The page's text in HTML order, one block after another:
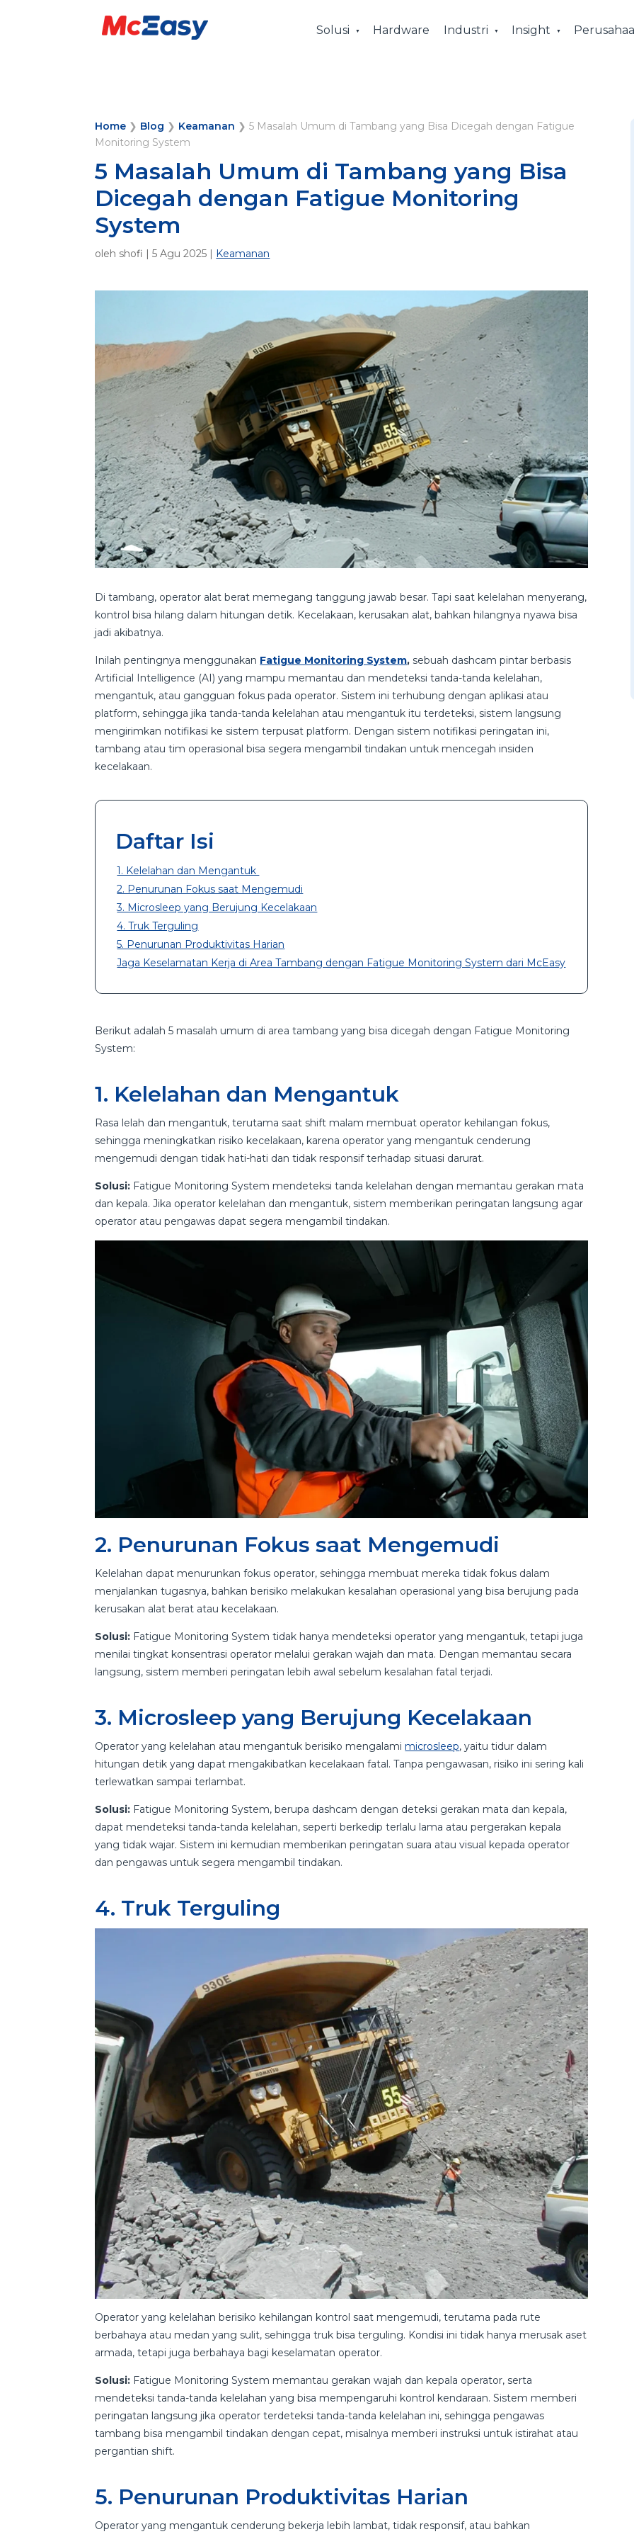
Solusi Hardware Industri Insight
Home ❯ Blog ❯ Keamanan ❯5 Masalah Umum di Tambang yang Bisa Dicegah dengan Fatigue
Monitoring System
5 Masalah Umum di Tambang yang Bisa
Dicegah dengan Fatigue Monitoring
System
oleh shofi |5 Agu 2025 | Keamanan
Di tambang, operator alat berat memegang tanggung jawab besar. Tapi saat kelelahan menyerang,
kontrol bisa hilang dalam hitungan detik. Kecelakaan, kerusakan alat, bahkan hilangnya nyawa bisa
jadi akibatnya.
Inilah pentingnya menggunakan Fatigue Monitoring System,sebuah dashcam pintar berbasis
Artificial Intelligence (AI) yang mampu memantau dan mendeteksi tanda-tanda kelelahan,
mengantuk, atau gangguan fokus pada operator. Sistem ini terhubung dengan aplikasi atau
platform, sehingga jika tanda-tanda kelelahan atau mengantuk itu terdeteksi, sistem langsung
mengirimkan notifikasi ke sistem terpusat platform. Dengan sistem notifikasi peringatan ini,
tambang atau tim operasional bisa segera mengambil tindakan untuk mencegah insiden
kecelakaan.
Daftar Isi
1. Kelelahan dan Mengantuk
2. Penurunan Fokus saat Mengemudi
3. Microsleep yang Berujung Kecelakaan
4. Truk Terguling
5. Penurunan Produktivitas Harian
Jaga Keselamatan Kerja di Area Tambang dengan Fatigue Monitoring System dari McEasy
Berikut adalah 5 masalah umum di area tambang yang bisa dicegah dengan Fatigue Monitoring
System:
1. Kelelahan dan Mengantuk
Rasa lelah dan mengantuk, terutama saat shift malam membuat operator kehilangan fokus,
sehingga meningkatkan risiko kecelakaan, karena operator yang mengantuk cenderung
mengemudi dengan tidak hati-hati dan tidak responsif terhadap situasi darurat.
Solusi: Fatigue Monitoring System mendeteksi tanda kelelahan dengan memantau gerakan mata
dan kepala. Jika operator kelelahan dan mengantuk, sistem memberikan peringatan langsung agar
operator atau pengawas dapat segera mengambil tindakan.
2. Penurunan Fokus saat Mengemudi
Kelelahan dapat menurunkan fokus operator, sehingga membuat mereka tidak fokus dalam
menjalankan tugasnya, bahkan berisiko melakukan kesalahan operasional yang bisa berujung pada
kerusakan alat berat atau kecelakaan.
Solusi: Fatigue Monitoring System tidak hanya mendeteksi operator yang mengantuk, tetapi juga
menilai tingkat konsentrasi operator melalui gerakan wajah dan mata. Dengan memantau secara
langsung, sistem memberi peringatan lebih awal sebelum kesalahan fatal terjadi.
3. Microsleep yang Berujung Kecelakaan
Operator yang kelelahan atau mengantuk berisiko mengalamimicrosleep, yaitu tidur dalam
hitungan detik yang dapat mengakibatkan kecelakaan fatal. Tanpa pengawasan, risiko ini sering kali
terlewatkan sampai terlambat.
Solusi: Fatigue Monitoring System, berupa dashcam dengan deteksi gerakan mata dan kepala,
dapat mendeteksi tanda-tanda kelelahan, seperti berkedip terlalu lama atau pergerakan kepala
yang tidak wajar. Sistem ini kemudian memberikan peringatan suara atau visual kepada operator
dan pengawas untuk segera mengambil tindakan.
4. Truk Terguling
Operator yang kelelahan berisiko kehilangan kontrol saat mengemudi, terutama pada rute
berbahaya atau medan yang sulit, sehingga truk bisa terguling. Kondisi ini tidak hanya merusak aset
armada, tetapi juga berbahaya bagi keselamatan operator.
Solusi: Fatigue Monitoring System memantau gerakan wajah dan kepala operator, serta
mendeteksi tanda-tanda kelelahan yang bisa mempengaruhi kontrol kendaraan. Sistem memberi
peringatan langsung jika operator terdeteksi tanda-tanda kelelahan ini, sehingga pengawas
tambang bisa mengambil tindakan dengan cepat, misalnya memberi instruksi untuk istirahat atau
pergantian shift.
5. Penurunan Produktivitas Harian
Operator yang mengantuk cenderung bekerja lebih lambat, tidak responsif, atau bahkan